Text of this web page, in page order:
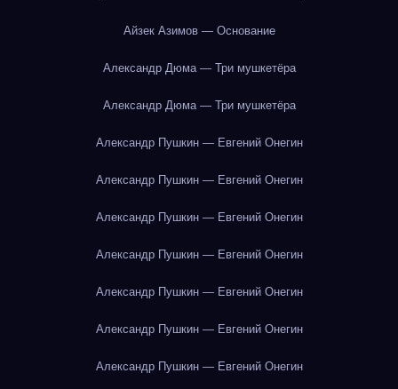
Айзек Азимов — Основание
Александр Дюма — Три мушкетёра
Александр Дюма — Три мушкетёра
Александр Пушкин — Евгений Онегин
Александр Пушкин — Евгений Онегин
Александр Пушкин — Евгений Онегин
Александр Пушкин — Евгений Онегин
Александр Пушкин — Евгений Онегин
Александр Пушкин — Евгений Онегин
Александр Пушкин — Евгений Онегин